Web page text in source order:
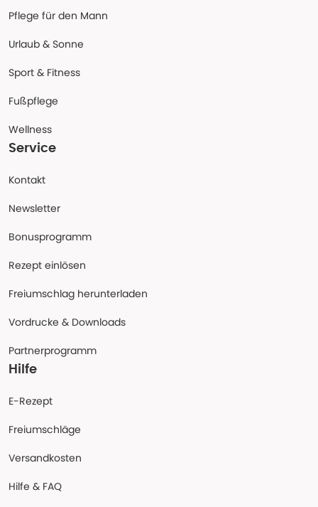
Pflege für den Mann
Urlaub & Sonne
Sport & Fitness
Fußpflege
Wellness
Service
Kontakt
Newsletter
Bonusprogramm
Rezept einlösen
Freiumschlag herunterladen
Vordrucke & Downloads
Partnerprogramm
Hilfe
E-Rezept
Freiumschläge
Versandkosten
Hilfe & FAQ